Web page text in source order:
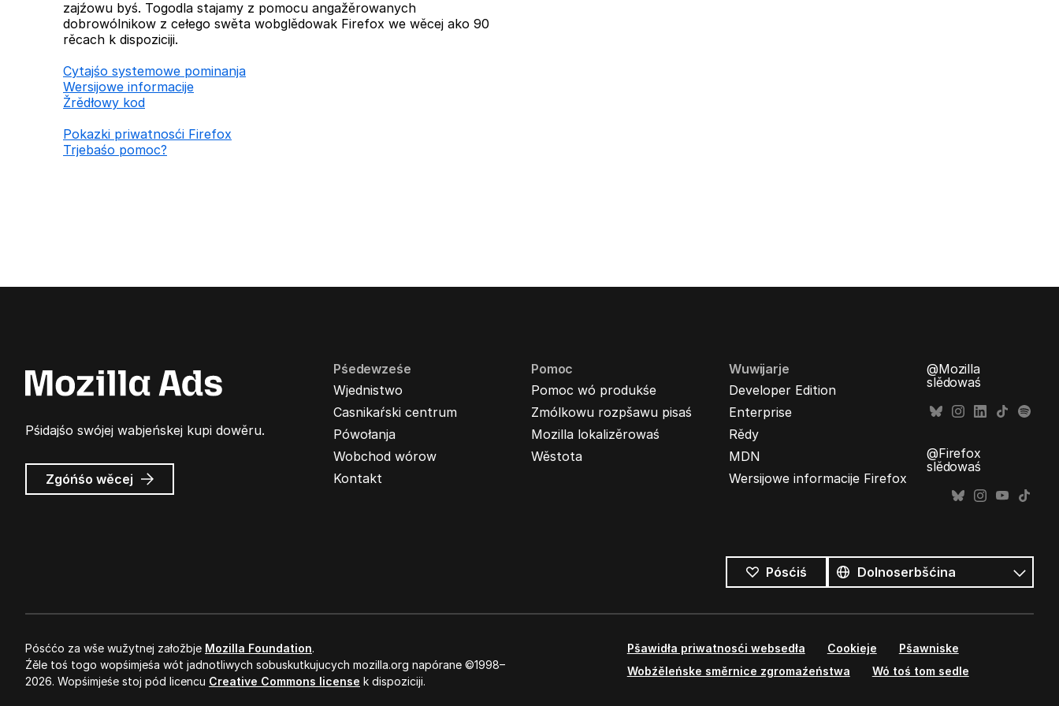
zajźowu byś. Togodla stajamy z pomocu angažěrowanych
dobrowólnikow z cełego swěta wobglědowak Firefox we wěcej ako 90
rěcach k dispoziciji.
Cytajśo systemowe pominanja
Wersijowe informacije
Žrědłowy kod
Pokazki priwatnosći Firefox
Trjebaśo pomoc?
Pśidajśo swójej wabjeńskej kupi dowěru.
Zgóńśo wěcej wó
Wabjenje
Pśedewześe
Wjednistwo
Casnikaŕski centrum
Pówołanja
Wobchod wórow
Kontakt
Pomoc
Pomoc wó produkśe
Zmólkowu rozpšawu pisaś
Mozilla lokalizěrowaś
Wěstota
Wuwijarje
Developer Edition
Enterprise
Rědy
MDN
Wersijowe informacije Firefox
@Mozilla
slědowaś
@Firefox
slědowaś
Pósćiś
rěcy
Rěc
Pósććo za wše wužytnej załožbje Mozilla Foundation.
Źěle toś togo wopśimjeśa wót jadnotliwych sobuskutkujucych mozilla.org napórane ©1998–
2026. Wopśimjeśe stoj pód licencu Creative Commons license k dispoziciji.
Pšawidła priwatnosći websedła Cookieje
Pšawniske
Wobźěleńske směrnice zgromaźeństwa
Wó toś tom sedle